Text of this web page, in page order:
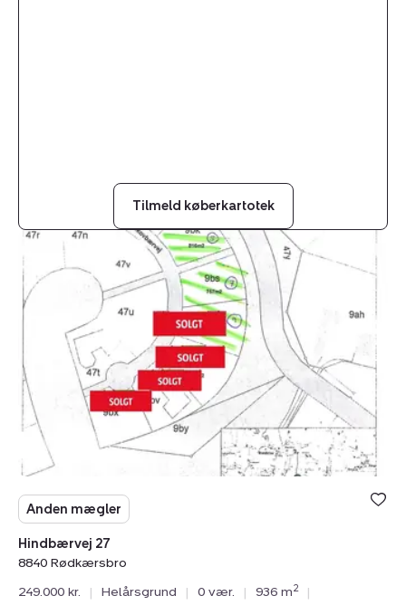
Tilmeld køberkartotek
Helårsgrund:
Hindbærvej
27,
8840
Rødkærsbro
Anden mægler
Hindbærvej 27
8840 Rødkærsbro
249.000 kr.
| Helårsgrund | 0 vær. | 936 m2 |